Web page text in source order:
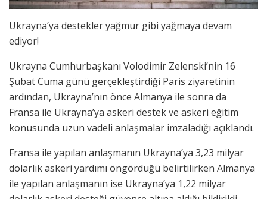
Ukrayna’ya destekler yağmur gibi yağmaya devam
ediyor!
Ukrayna Cumhurbaşkanı Volodimir Zelenski’nin 16
Şubat Cuma günü gerçekleştirdiği Paris ziyaretinin
ardından, Ukrayna’nın önce Almanya ile sonra da
Fransa ile Ukrayna’ya askeri destek ve askeri eğitim
konusunda uzun vadeli anlaşmalar imzaladığı açıklandı.
Fransa ile yapılan anlaşmanın Ukrayna’ya 3,23 milyar
dolarlık askeri yardımı öngördüğü belirtilirken Almanya
ile yapılan anlaşmanın ise Ukrayna’ya 1,22 milyar